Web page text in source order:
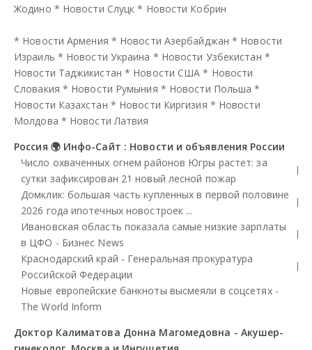
Жодино * Новости Слуцк * Новости Кобрин
* Новости Армения * Новости Азербайджан * Новости
Израиль * Новости Украина * Новости Узбекистан *
Новости Таджикистан * Новости США * Новости
Словакия * Новости Румыния * Новости Польша *
Новости Казахстан * Новости Киргизия * Новости
Молдова * Новости Латвия
Россия 🌍 Инфо-Сайт : Новости и объявления России
Число охваченных огнем районов Югры растет: за
сутки зафиксирован 21 новый лесной пожар
Домклик: большая часть купленных в первой половине
2026 года ипотечных новостроек ...
Ивановская область показала самые низкие зарплаты
в ЦФО - Бизнес News
Краснодарский край - Генеральная прокуратура
Российской Федерации
Новые европейские банкноты высмеяли в соцсетях -
The World Inform
Доктор Калиматова Донна Магомедовна - Акушер-